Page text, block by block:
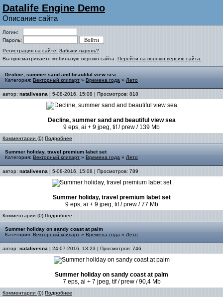
Datalife Engine Demo
Описание сайта
Логин:
Пароль:
Регистрация на сайте! Забыли пароль?
Вы просматриваете мобильную версию сайта. Перейти на полную версию сайта.
Decline, summer sand and beautiful view sea
Категория: Векторный клипарт » Времена года » Лето
автор: natalivesna | 5-08-2016, 15:08 | Просмотров: 818
Decline, summer sand and beautiful view sea
9 eps, ai + 9 jpeg, tif / prew / 139 Mb
Комментарии (0) Подробнее
Summer holiday, travel premium labet set
Категория: Векторный клипарт » Времена года » Лето
автор: natalivesna | 5-08-2016, 15:08 | Просмотров: 789
Summer holiday, travel premium labet set
9 eps, ai + 9 jpeg, tif / prew / 77 Mb
Комментарии (0) Подробнее
Summer holiday on sandy coast at palm
Категория: Векторный клипарт » Времена года » Лето
автор: natalivesna | 24-07-2016, 13:23 | Просмотров: 746
Summer holiday on sandy coast at palm
7 eps, ai + 7 jpeg, tif / prew / 90,4 Mb
Комментарии (0) Подробнее